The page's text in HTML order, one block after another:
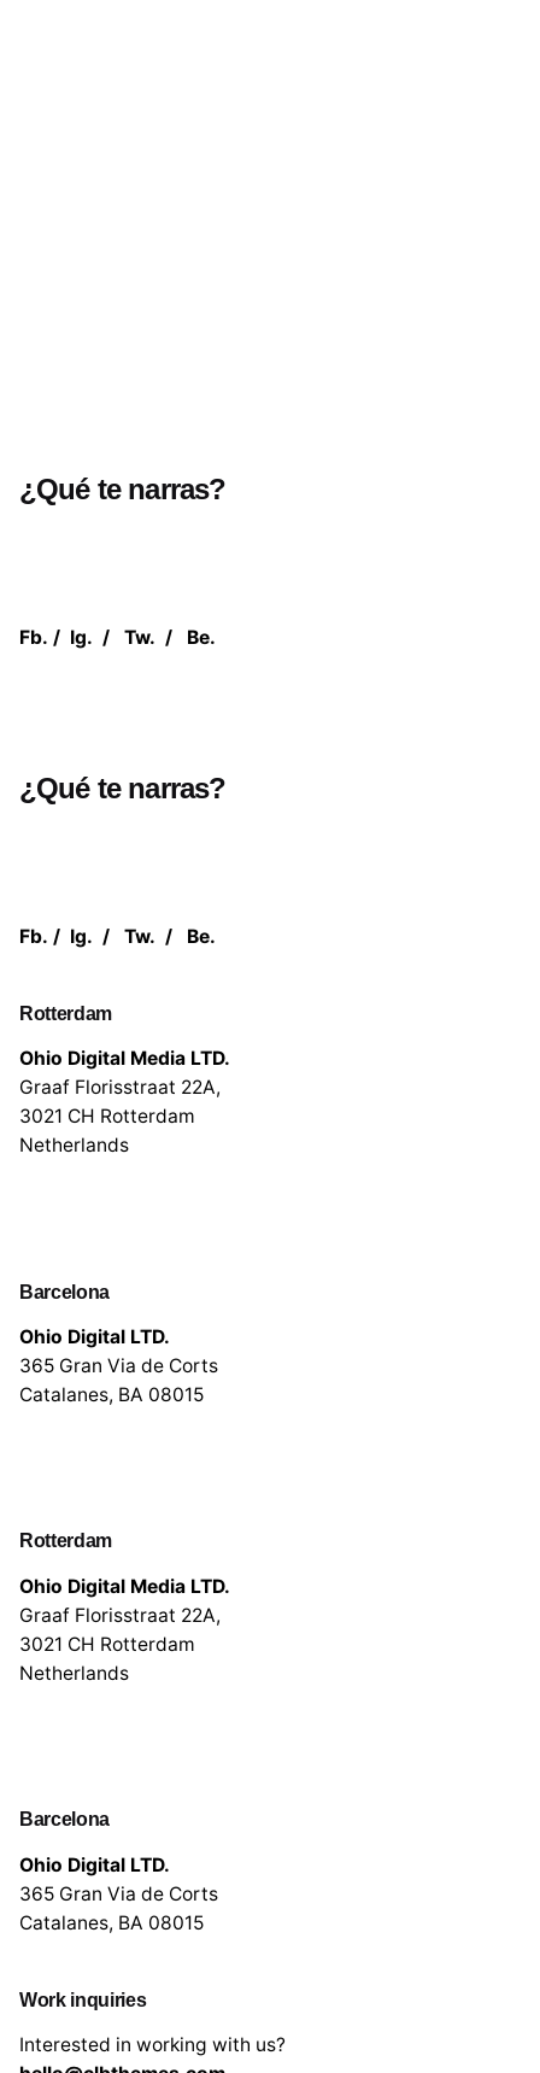
¿Qué te narras?
Fb. / Ig. / Tw. / Be.
¿Qué te narras?
Fb. / Ig. / Tw. / Be.
Rotterdam
Ohio Digital Media LTD.
Graaf Florisstraat 22A,
3021 CH Rotterdam
Netherlands
Barcelona
Ohio Digital LTD.
365 Gran Via de Corts
Catalanes, BA 08015
Rotterdam
Ohio Digital Media LTD.
Graaf Florisstraat 22A,
3021 CH Rotterdam
Netherlands
Barcelona
Ohio Digital LTD.
365 Gran Via de Corts
Catalanes, BA 08015
Work inquiries
Interested in working with us?